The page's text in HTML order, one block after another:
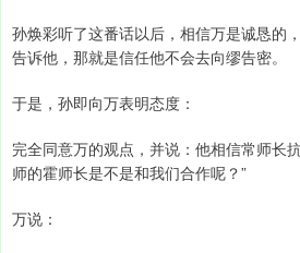
孙焕彩听了这番话以后，相信万是诚恳的
告诉他，那就是信任他不会去向缪告密。
于是，孙即向万表明态度：
完全同意万的观点，并说：他相信常师长
师的霍师长是不是和我们合作呢？”
万说：